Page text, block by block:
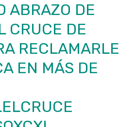
ABRAZO DE
CRUCE DE
RECLAMARLE
EN MÁS DE